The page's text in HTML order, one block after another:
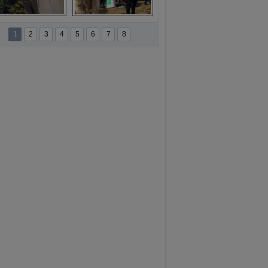
paraşütüne ilgi
artıyor
Hatice Gelin
belgeseli
1 2 3 4 5 6 7 8